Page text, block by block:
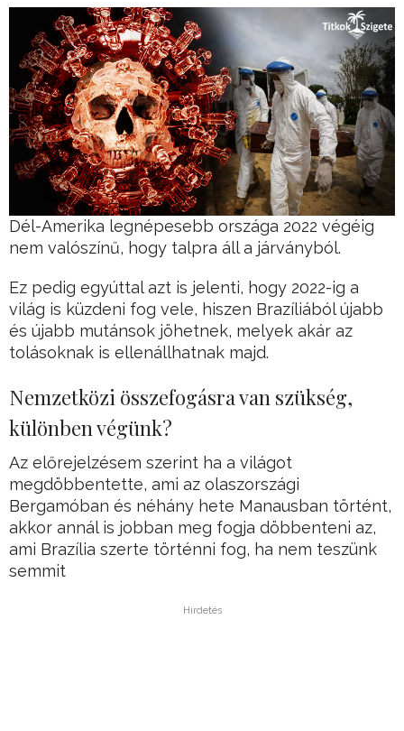
Dél-Amerika legnépesebb országa 2022 végéig
nem valószínű, hogy talpra áll a járványból.
Ez pedig egyúttal azt is jelenti, hogy 2022-ig a
világ is küzdeni fog vele, hiszen Brazíliából újabb
és újabb mutánsok jöhetnek, melyek akár az
tolásoknak is ellenállhatnak majd.
Nemzetközi összefogásra van szükség,
különben végünk?
Az előrejelzésem szerint ha a világot
megdöbbentette, ami az olaszországi
Bergamóban és néhány hete Manausban történt,
akkor annál is jobban meg fogja döbbenteni az,
ami Brazília szerte történni fog, ha nem teszünk
semmit
Hirdetés